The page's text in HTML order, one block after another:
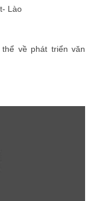
Lào
về phát triển văn